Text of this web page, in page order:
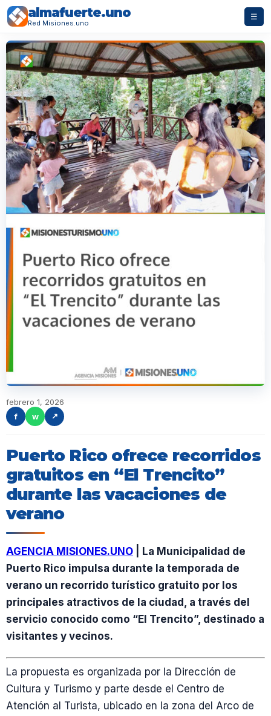
almafuerte.uno
Red Misiones.uno
☰
febrero 1, 2026
f
w ↗
Puerto Rico ofrece recorridos
gratuitos en “El Trencito”
durante las vacaciones de
verano
AGENCIA MISIONES.UNO | La Municipalidad de
Puerto Rico impulsa durante la temporada de
verano un recorrido turístico gratuito por los
principales atractivos de la ciudad, a través del
servicio conocido como “El Trencito”, destinado a
visitantes y vecinos.
La propuesta es organizada por la Dirección de
Cultura y Turismo y parte desde el Centro de
Atención al Turista, ubicado en la zona del Arco de